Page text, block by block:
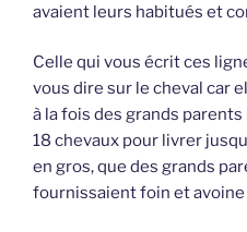
avaient leurs habitués et
Celle qui vous écrit ces
vous dire sur le cheval car
à la fois des grands
18 chevaux pour livrer
en gros, que des grands
fournissaient foin et avoine